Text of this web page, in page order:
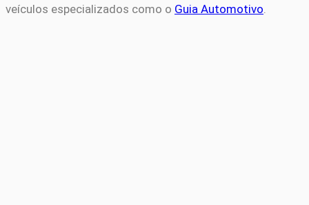
veículos especializados como o Guia Automotivo.